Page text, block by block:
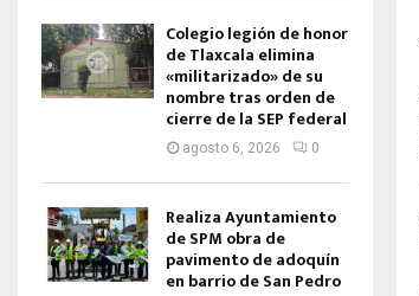
Colegio legión de honor
de Tlaxcala elimina
«militarizado» de su
nombre tras orden de
cierre de la SEP federal
agosto 6, 2026 0
Realiza Ayuntamiento
de SPM obra de
pavimento de adoquín
en barrio de San Pedro